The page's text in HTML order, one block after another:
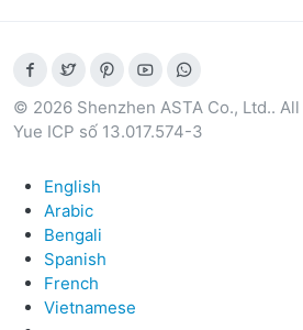
© 2026 Shenzhen ASTA Co., Ltd..
Yue ICP số 13.017.574-3
English
Arabic
Bengali
Spanish
French
Vietnamese